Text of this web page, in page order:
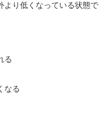
より低くなっている状態で
る
なる